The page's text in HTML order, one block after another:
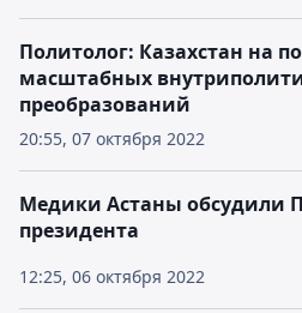
20:55, 07 октября 2022
Политолог: Казахстан на
масштабных
преобразований
12:25, 06 октября 2022
Медики Астаны обсудили
президента